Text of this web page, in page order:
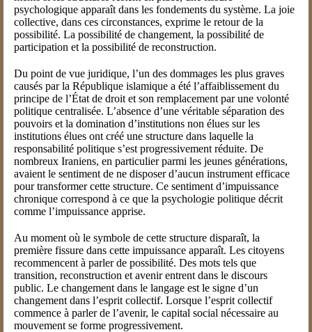
psychologique apparaît dans les fondements du système. La joie
collective, dans ces circonstances, exprime le retour de la
possibilité. La possibilité de changement, la possibilité de
participation et la possibilité de reconstruction.
Du point de vue juridique, l’un des dommages les plus graves
causés par la République islamique a été l’affaiblissement du
principe de l’État de droit et son remplacement par une volonté
politique centralisée. L’absence d’une véritable séparation des
pouvoirs et la domination d’institutions non élues sur les
institutions élues ont créé une structure dans laquelle la
responsabilité politique s’est progressivement réduite. De
nombreux Iraniens, en particulier parmi les jeunes générations,
avaient le sentiment de ne disposer d’aucun instrument efficace
pour transformer cette structure. Ce sentiment d’impuissance
chronique correspond à ce que la psychologie politique décrit
comme l’impuissance apprise.
Au moment où le symbole de cette structure disparaît, la
première fissure dans cette impuissance apparaît. Les citoyens
recommencent à parler de possibilité. Des mots tels que
transition, reconstruction et avenir entrent dans le discours
public. Le changement dans le langage est le signe d’un
changement dans l’esprit collectif. Lorsque l’esprit collectif
commence à parler de l’avenir, le capital social nécessaire au
mouvement se forme progressivement.